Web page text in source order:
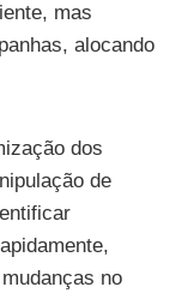
mas
alocando
dos
de
no